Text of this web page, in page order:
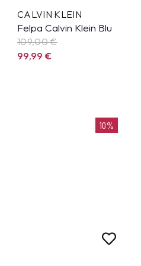
CALVIN KLEIN
Felpa Calvin Klein Blu
109,00 €
99,99€
10%